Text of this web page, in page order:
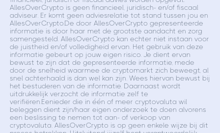
AllesOverCrypto is geen financieel, juridisch- en/of fiscaal
adviseur. Er komt geen adviesrelatie tot stand tussen jou en
AllesOverCrypto.De door AllesOverCrypto gepresenteerde
informatie is door haar met de grootste aandacht en zorg
samengesteld. AllesOverCrypto kan echter niet instaan voor
de juistheid en/of volledigheid ervan. Het gebruik van deze
informatie gebeurt op jouw eigen risico. Je dient ervan
bewust te zijn dat de gepresenteerde informatie, mede
door de snelheid waarmee de cryptomarkt zich beweegt, al
snel achterhaald is dan wel kan zijn. Wees hiervan bewust bij
het bestuderen van de informatie. Daarnaast wordt
uitdrukkelijk verzocht de informatie zelf te
verifiëren.Eenieder die in één of meer cryptovaluta wil
beleggen dient zijn/haar eigen onderzoek te doen alvorens
een beslissing te nemen tot aan- of verkoop van
cryptovaluta. AllesOverCrypto is op geen enkele wijze bij dit